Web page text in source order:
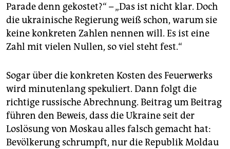
Parade denn gekostet?“ – „Das ist nicht klar. Doch
die ukrainische Regierung weiß schon, warum sie
keine konkreten Zahlen nennen will. Es ist eine
Zahl mit vielen Nullen, so viel steht fest.“
Sogar über die konkreten Kosten des Feuerwerks
wird minutenlang spekuliert. Dann folgt die
richtige russische Abrechnung. Beitrag um Beitrag
führen den Beweis, dass die Ukraine seit der
Loslösung von Moskau alles falsch gemacht hat:
Bevölkerung schrumpft, nur die Republik Moldau